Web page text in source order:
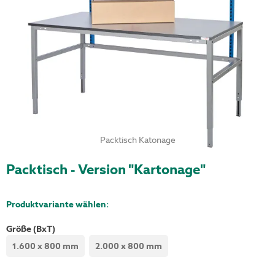
Packtisch - Version "Kartonage"
Produktvariante wählen:
Größe (BxT)
1.600 x 800 mm
2.000 x 800 mm
Packtisch Katonage